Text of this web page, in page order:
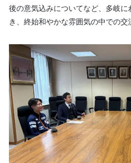
後の意気込みについてなど、多岐
き、終始和やかな雰囲気の中での交